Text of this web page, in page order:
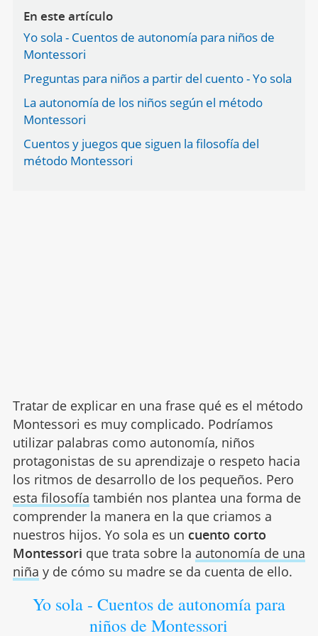
En este artículo
Yo sola - Cuentos de autonomía para niños de
Montessori
Preguntas para niños a partir del cuento - Yo sola
La autonomía de los niños según el método
Montessori
Cuentos y juegos que siguen la filosofía del
método Montessori
Tratar de explicar en una frase qué es el método
Montessori es muy complicado. Podríamos
utilizar palabras como autonomía, niños
protagonistas de su aprendizaje o respeto hacia
los ritmos de desarrollo de los pequeños. Pero
esta filosofía también nos plantea una forma de
comprender la manera en la que criamos a
nuestros hijos. Yo sola es un cuento corto
Montessori que trata sobre la autonomía de una
niña y de cómo su madre se da cuenta de ello.
Yo sola - Cuentos de autonomía para
niños de Montessori